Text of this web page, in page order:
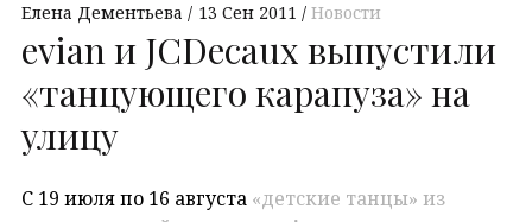
Елена Дементьева 13 Сен 2011 Новости
evian и JCDecaux выпустили
«танцующего карапуза» на
улицу
С 19 июля по 16 августа «детские танцы» из